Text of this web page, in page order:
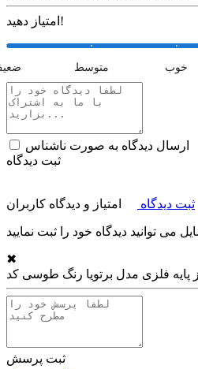
امتیاز دهید!
متوسط خوب
ارسال دیدگاه به صورت ناشناس
ثبت دیدگاه
ثبت دیدگاه امتیاز و دیدگاه کاربران
می توانید دیدگاه خود را ثبت نمایید
✖
ثبت پرسش